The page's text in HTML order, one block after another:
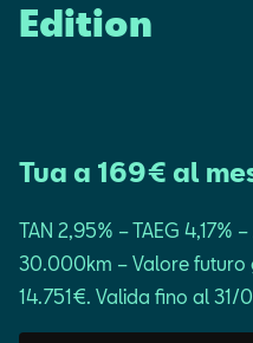
Configuratore
Edition
Tua a 169€ al
TAN 2,95% – TAEG
30.000km – Valore
14.751€. Valida fino al 31/